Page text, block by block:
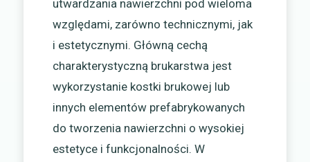
utwardzania nawierzchni pod wieloma
względami, zarówno technicznymi, jak
i estetycznymi. Główną cechą
charakterystyczną brukarstwa jest
wykorzystanie kostki brukowej lub
innych elementów prefabrykowanych
do tworzenia nawierzchni o wysokiej
estetyce i funkcjonalności. W